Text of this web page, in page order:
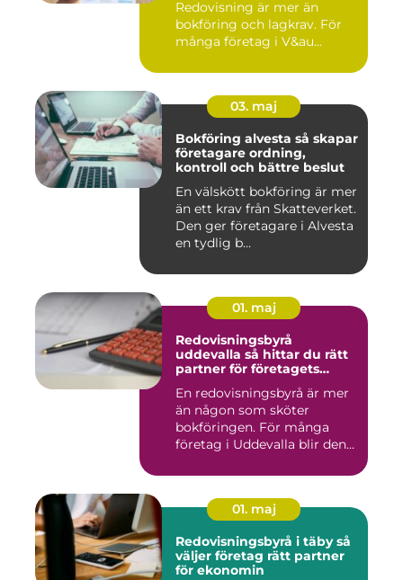
Redovisning är mer än
bokföring och lagkrav. För
många företag i V&au...
03. maj
Bokföring alvesta så skapar
företagare ordning,
kontroll och bättre beslut
En välskött bokföring är mer
än ett krav från Skatteverket.
Den ger företagare i Alvesta
en tydlig b...
01. maj
Redovisningsbyrå
uddevalla så hittar du rätt
partner för företagets
En redovisningsbyrå är mer
än någon som sköter
bokföringen. För många
företag i Uddevalla blir den
01. maj
Redovisningsbyrå i täby så
väljer företag rätt partner
för ekonomin